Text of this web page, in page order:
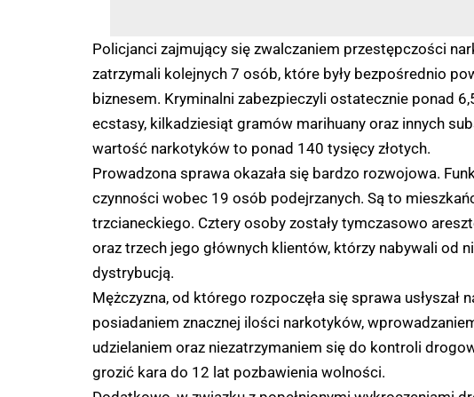
Policjanci zajmujący się zwalczaniem przestępczości
zatrzymali kolejnych 7 osób, które były bezpośrednio
biznesem. Kryminalni zabezpieczyli ostatecznie ponad
ecstasy, kilkadziesiąt gramów marihuany oraz innych
wartość narkotyków to ponad 140 tysięcy złotych.
Prowadzona sprawa okazała się bardzo rozwojowa.
czynności wobec 19 osób podejrzanych. Są to
trzcianeckiego. Cztery osoby zostały tymczasowo
oraz trzech jego głównych klientów, którzy nabywali od
dystrybucją.
Mężczyzna, od którego rozpoczęła się sprawa usłyszał
posiadaniem znacznej ilości narkotyków,
udzielaniem oraz niezatrzymaniem się do kontroli
grozić kara do 12 lat pozbawienia wolności.